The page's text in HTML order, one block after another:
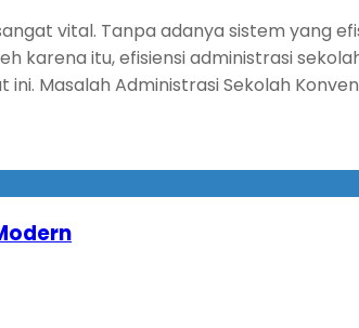
vital. Tanpa adanya sistem yang
itu, efisiensi administrasi
Masalah Administrasi Sekolah